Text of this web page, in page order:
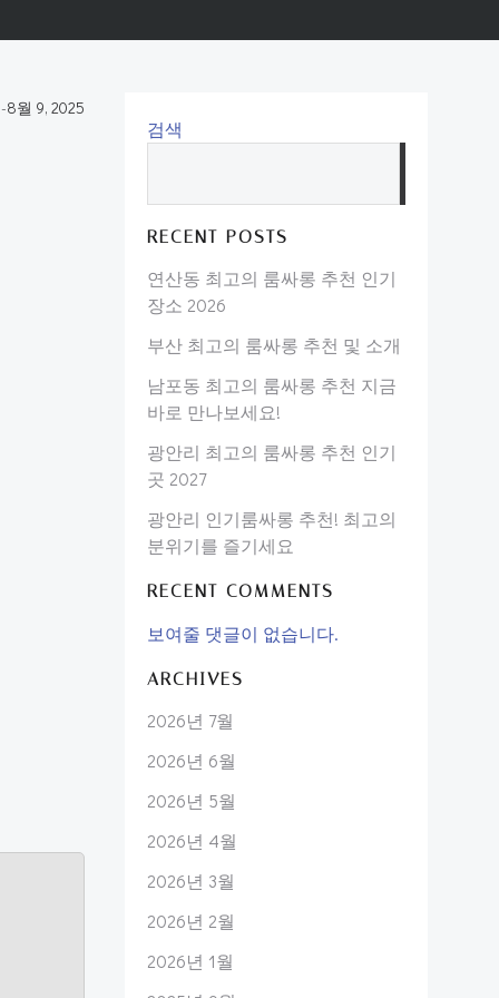
-8월 9, 2025
검색
RECENT POSTS
연산동 최고의 룸싸롱 추천 인기
장소 2026
부산 최고의 룸싸롱 추천 및 소개
남포동 최고의 룸싸롱 추천 지금
바로 만나보세요!
광안리 최고의 룸싸롱 추천 인기
곳 2027
광안리 인기룸싸롱 추천! 최고의
분위기를 즐기세요
RECENT COMMENTS
보여줄 댓글이 없습니다.
ARCHIVES
2026년 7월
2026년 6월
2026년 5월
2026년 4월
2026년 3월
2026년 2월
2026년 1월